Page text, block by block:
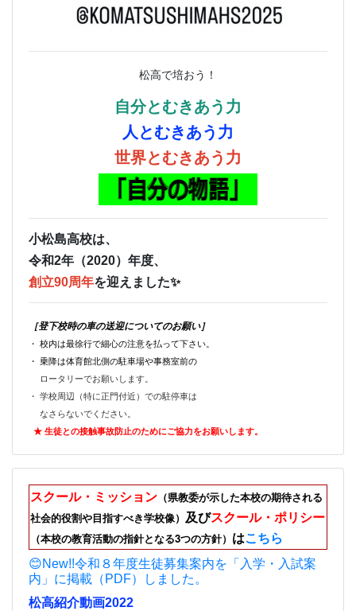
松高で培おう！
自分とむきあう力
人とむきあう力
世界とむきあう力
小松島高校は、
令和2年（2020）年度、
創立90周年を迎えました✨
［登下校時の車の送迎についてのお願い］
・ 校内は最徐行で細心の注意を払って下さい。
・ 乗降は体育館北側の駐車場や事務室前の
ロータリーでお願いします。
・ 学校周辺（特に正門付近）での駐停車は
なさらないでください。
★ 生徒との接触事故防止のためにご協力をお願いします。
スクール・ミッション （県教委が示した本校の期待される
社会的役割や目指すべき学校像） 及びスクール・ポリシー
（本校の教育活動の指針となる3つの方針） はこちら
😊New!!令和８年度生徒募集案内を「入学・入試案
内」に掲載（PDF）しました。
松高紹介動画2022